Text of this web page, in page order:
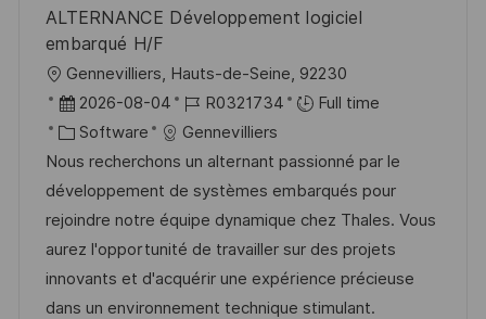
ALTERNANCE Développement logiciel
embarqué H/F
L
o
c
a
t
i
o
n
Gennevilliers, Hauts-de-Seine, 92230
P
o
s
t
e
d
D
a
2026-08-04
J
o
b
I
d
R0321734
Full time
C
a
t
e
g
o
r
Software
Gennevilliers
Nous recherchons un alternant passionné par le
développement de systèmes embarqués pour
rejoindre notre équipe dynamique chez Thales. Vous
aurez l'opportunité de travailler sur des projets
innovants et d'acquérir une expérience précieuse
dans un environnement technique stimulant.